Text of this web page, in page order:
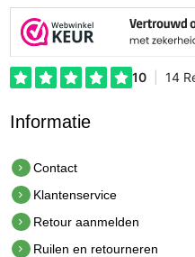
Informatie
Contact
Klantenservice
Retour aanmelden
Ruilen en retourneren